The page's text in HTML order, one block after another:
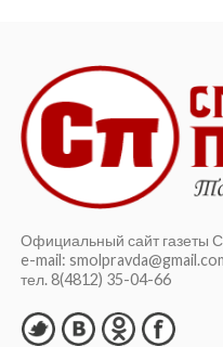
Официальный сайт газеты
e-mail:
тел. 8(4812) 35-04-66